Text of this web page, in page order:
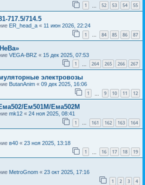
1 52 53 54 55
717.5/714.5
ER_head_a « 11 июн 2026, 22:24
1 … 84 85 86 87
VEGA-BRZ « 15 дек 2025, 07:53
1 264 265 266 267
электровозы
ButanAnim « 09 дек 2025, 16:06
1 9 10 11 12
Ем501М/Ема502М
mk12 « 24 ноя 2025, 08:41
1 … 161 162 163 164
в40 « 23 ноя 2025, 13:18
1 16 17 18 19
MetroGnom « 23 окт 2025, 17:16
1 2 3 4